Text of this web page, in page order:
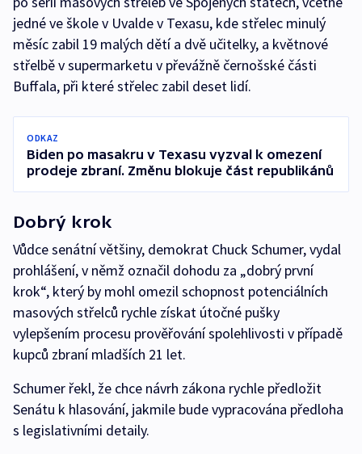
jedné ve škole v Uvalde v Texasu, kde střelec minulý
měsíc zabil 19 malých dětí a dvě učitelky, a květnové
střelbě v supermarketu v převážně černošské části
Buffala, při které střelec zabil deset lidí.
ODKAZ
Biden po masakru v Texasu vyzval k omezení
prodeje zbraní. Změnu blokuje část republikánů
Dobrý krok
Vůdce senátní většiny, demokrat Chuck Schumer, vydal
prohlášení, v němž označil dohodu za „dobrý první
krok“, který by mohl omezil schopnost potenciálních
masových střelců rychle získat útočné pušky
vylepšením procesu prověřování spolehlivosti v případě
kupců zbraní mladších 21 let.
Schumer řekl, že chce návrh zákona rychle předložit
Senátu k hlasování, jakmile bude vypracována předloha
s legislativními detaily.